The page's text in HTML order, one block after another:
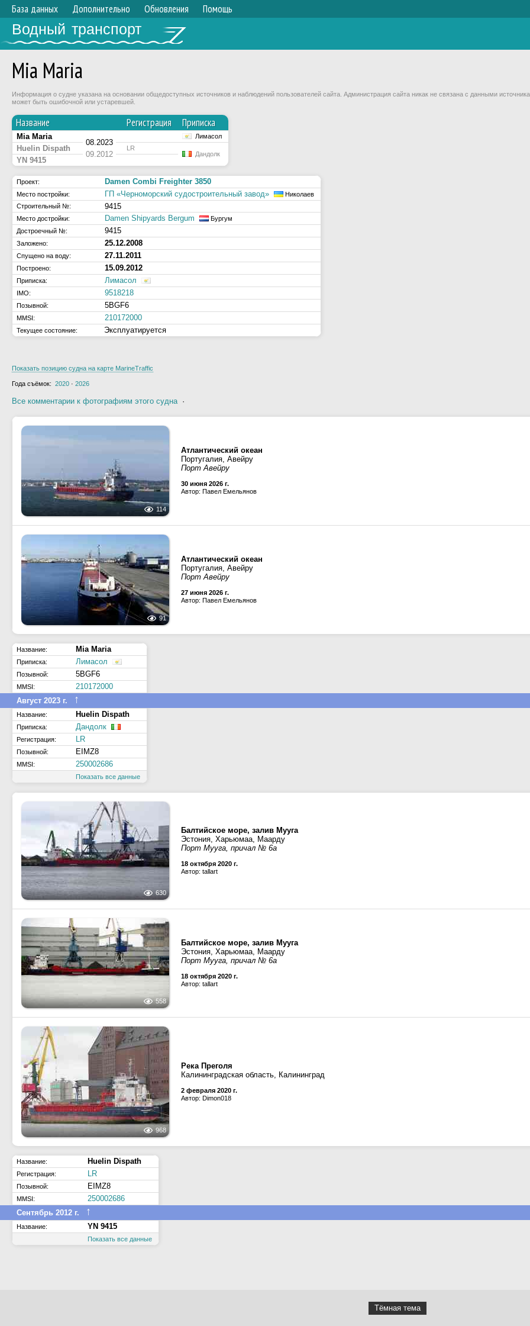
База данных Дополнительно Обновления Помощь
Водный транспорт
Mia Maria
Информация о судне указана на основании общедоступных источников и наблюдений пользователей сайта. Администрация сайта никак не связана с данными
может быть ошибочной или устаревшей.
Название Регистрация Приписка
Mia Maria
08.2023
Лимасол
Huelin Dispath
09.2012
LR
Дандолк
YN 9415
Проект: Damen Combi Freighter 3850
Место постройки: ГП «Черноморский судостроительный завод»
Николаев
Строительный №:
9415
Место достройки: Damen Shipyards Bergum
Бургум
Достроечный №:
9415
Заложено: 25.12.2008
Спущено на воду: 27.11.2011
Построено: 15.09.2012
Приписка: Лимасол
IMO: 9518218
Позывной: 5BGF6
MMSI: 210172000
Текущее состояние: Эксплуатируется
Показать позицию судна на карте MarineTraffic
Года съёмок: 2020 · 2026
Все комментарии к фотографиям этого судна·
114
Атлантический океан
Португалия, Авейру
Порт Авейру
30 июня 2026 г.
Автор: Павел Емельянов
91
Атлантический океан
Португалия, Авейру
Порт Авейру
27 июня 2026 г.
Автор: Павел Емельянов
Название: Mia Maria
Приписка: Лимасол
Позывной: 5BGF6
MMSI:
210172000
Август 2023 г. ↑
Название: Huelin Dispath
Приписка: Дандолк
Регистрация: LR
Позывной: EIMZ8
MMSI: 250002686
Показать все данные
630
Балтийское море, залив Мууга
Эстония, Харьюмаа, Маарду
Порт Мууга, причал № 6a
18 октября 2020 г.
Автор: tallart
558
Балтийское море, залив Мууга
Эстония, Харьюмаа, Маарду
Порт Мууга, причал № 6a
18 октября 2020 г.
Автор: tallart
968
Река Преголя
Калининградская область, Калининград
2 февраля 2020 г.
Автор: Dimon018
Название: Huelin Dispath
Регистрация: LR
Позывной: EIMZ8
MMSI:
250002686
Сентябрь 2012 г. ↑
Название: YN 9415
Показать все данные
Тёмная тема